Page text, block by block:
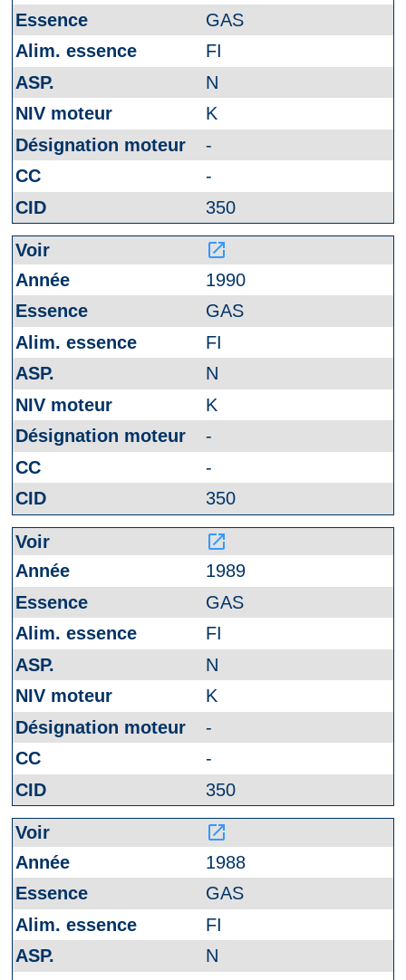
GAS
FI
N
K
-
-
350
launch
1990
GAS
FI
N
K
-
-
350
launch
1989
GAS
FI
N
K
-
-
350
launch
1988
GAS
FI
N